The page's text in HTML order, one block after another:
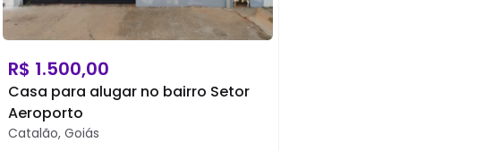
R$ 1.500,00
Casa para alugar no bairro Setor
Aeroporto
Catalão, Goiás